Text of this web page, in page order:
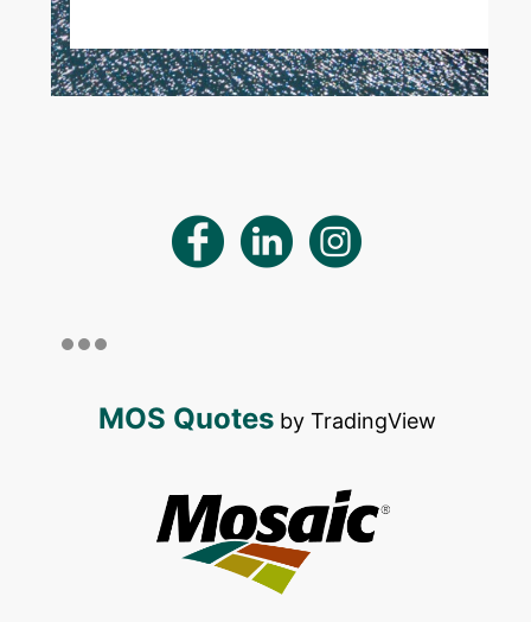
MOS Quotesby TradingView